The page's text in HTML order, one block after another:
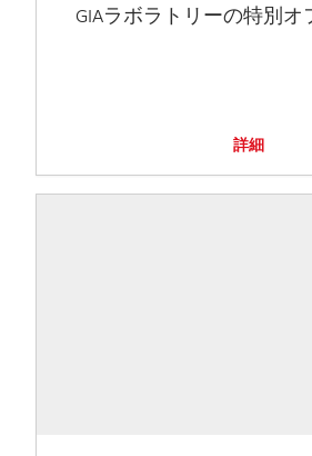
GIAラボラトリーの特別オ
詳細